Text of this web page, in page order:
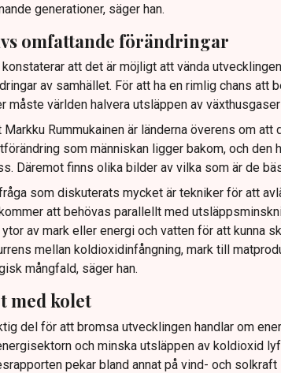
generationer, säger han.
omfattande förändringar
konstaterar att det är möjligt att vända
av samhället. För att ha en rimlig chans att
måste världen halvera utsläppen av
Markku Rummukainen är länderna överens om
som människan ligger bakom, och
Däremot finns olika bilder av vilka som är de
som diskuterats mycket är tekniker för att
att behövas parallellt med
av mark eller energi och vatten för att kunna
mellan koldioxidinfångning, mark till
mångfald, säger han.
med kolet
del för att bromsa utvecklingen handlar om
och minska utsläppen av koldioxid
pekar bland annat på vind- och